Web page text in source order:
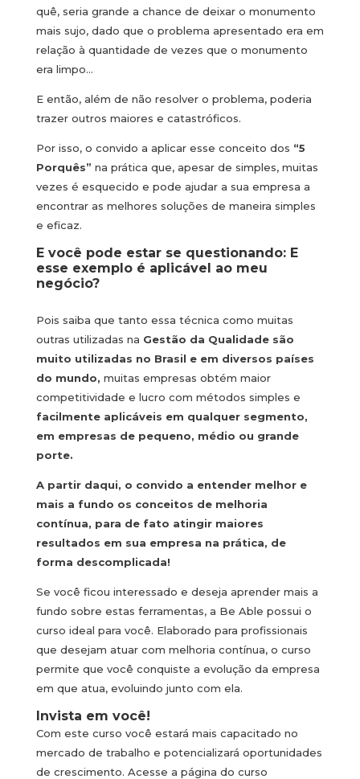
quê, seria grande a chance de deixar o monumento
mais sujo, dado que o problema apresentado era em
relação à quantidade de vezes que o monumento
era limpo…
E então, além de não resolver o problema, poderia
trazer outros maiores e catastróficos.
Por isso, o convido a aplicar esse conceito dos “5
Porquês” na prática que, apesar de simples, muitas
vezes é esquecido e pode ajudar a sua empresa a
encontrar as melhores soluções de maneira simples
e eficaz.
E você pode estar se questionando: E
esse exemplo é aplicável ao meu
negócio?
Pois saiba que tanto essa técnica como muitas
outras utilizadas na Gestão da Qualidade são
muito utilizadas no Brasil e em diversos países
do mundo, muitas empresas obtém maior
competitividade e lucro com métodos simples e
facilmente aplicáveis em qualquer segmento,
em empresas de pequeno, médio ou grande
porte.
A partir daqui, o convido a entender melhor e
mais a fundo os conceitos de melhoria
contínua, para de fato atingir maiores
resultados em sua empresa na prática, de
forma descomplicada!
Se você ficou interessado e deseja aprender mais a
fundo sobre estas ferramentas, a Be Able possui o
curso ideal para você. Elaborado para profissionais
que desejam atuar com melhoria contínua, o curso
permite que você conquiste a evolução da empresa
em que atua, evoluindo junto com ela.
Invista em você!
Com este curso você estará mais capacitado no
mercado de trabalho e potencializará oportunidades
de crescimento. Acesse a página do curso